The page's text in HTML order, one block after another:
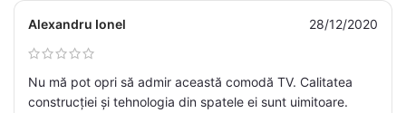
Alexandru Ionel 28/12/2020
Nu mă pot opri să admir această comodă TV. Calitatea
construcției și tehnologia din spatele ei sunt uimitoare.